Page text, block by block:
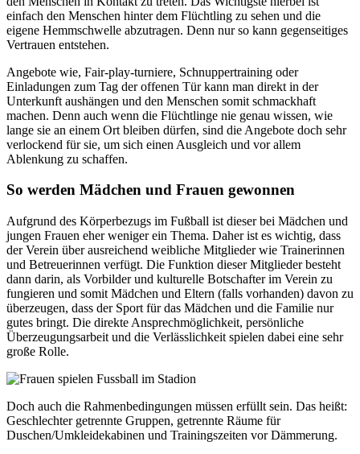
einfach den Menschen hinter dem Flüchtling zu sehen und die
eigene Hemmschwelle abzutragen. Denn nur so kann gegenseitiges
Vertrauen entstehen.
Angebote wie, Fair-play-turniere, Schnuppertraining oder
Einladungen zum Tag der offenen Tür kann man direkt in der
Unterkunft aushängen und den Menschen somit schmackhaft
machen. Denn auch wenn die Flüchtlinge nie genau wissen, wie
lange sie an einem Ort bleiben dürfen, sind die Angebote doch sehr
verlockend für sie, um sich einen Ausgleich und vor allem
Ablenkung zu schaffen.
So werden Mädchen und Frauen gewonnen
Aufgrund des Körperbezugs im Fußball ist dieser bei Mädchen und
jungen Frauen eher weniger ein Thema. Daher ist es wichtig, dass
der Verein über ausreichend weibliche Mitglieder wie Trainerinnen
und Betreuerinnen verfügt. Die Funktion dieser Mitglieder besteht
dann darin, als Vorbilder und kulturelle Botschafter im Verein zu
fungieren und somit Mädchen und Eltern (falls vorhanden) davon zu
überzeugen, dass der Sport für das Mädchen und die Familie nur
gutes bringt. Die direkte Ansprechmöglichkeit, persönliche
Überzeugungsarbeit und die Verlässlichkeit spielen dabei eine sehr
große Rolle.
Doch auch die Rahmenbedingungen müssen erfüllt sein. Das heißt:
Geschlechter getrennte Gruppen, getrennte Räume für
Duschen/Umkleidekabinen und Trainingszeiten vor Dämmerung.